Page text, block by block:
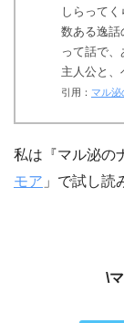
しらってく
数ある逸話
って話で、
主人公と、
引用： マル泌
私は『マル泌の
モア 」で試し読
\